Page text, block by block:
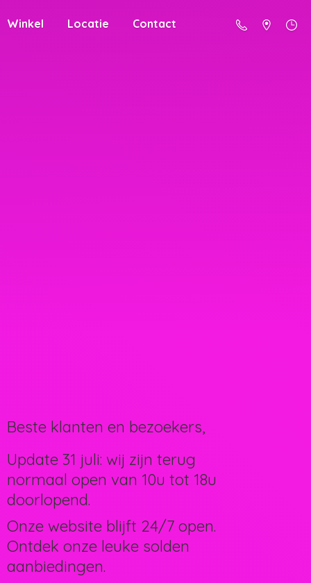
Winkel Locatie Contact
Beste klanten en bezoekers,
Update 31 juli: wij zijn terug
normaal open van 10u tot 18u
doorlopend.
Onze website blijft 24/7 open.
Ontdek onze leuke solden
aanbiedingen.